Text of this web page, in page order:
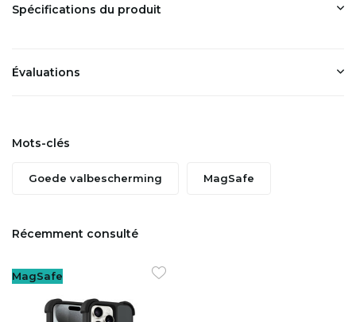
Spécifications du produit
Évaluations
Mots-clés
Goede valbescherming MagSafe
Récemment consulté
MagSafe